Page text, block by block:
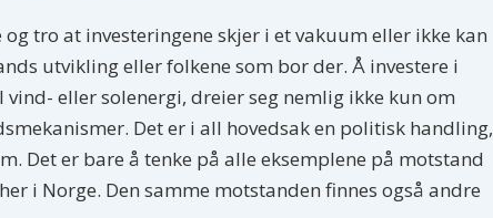
tro at investeringene skjer i et vakuum eller ikke kan
utvikling eller folkene som bor der. Å investere i
eller solenergi, dreier seg nemlig ikke kun om
Det er i all hovedsak en politisk handling,
Det er bare å tenke på alle eksemplene på motstand
i Norge. Den samme motstanden finnes også andre